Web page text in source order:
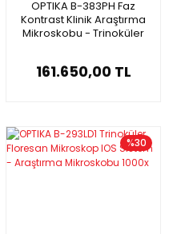
OPTIKA B-383PH Faz
Kontrast Klinik Araştırma
Mikroskobu - Trinoküler
161.650,00 TL
%30